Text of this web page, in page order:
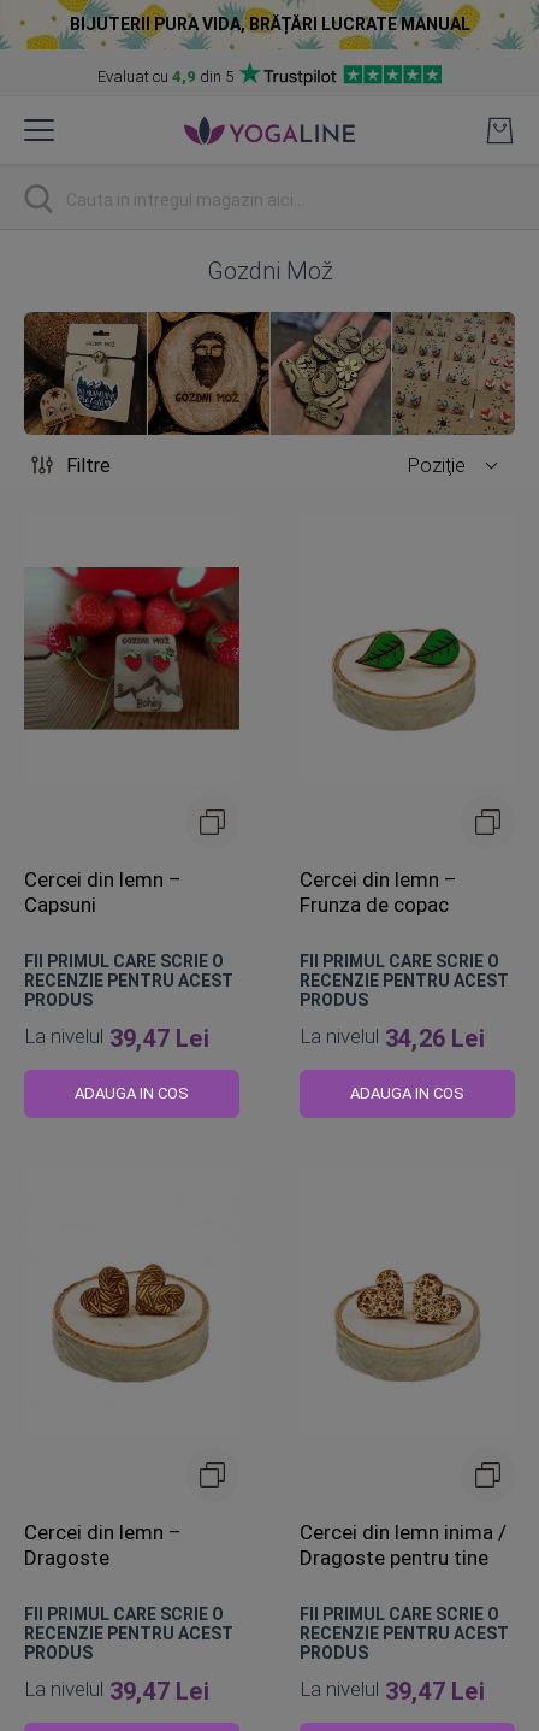
BIJUTERII PURA VIDA, BRĂȚĂRI LUCRATE MANUAL
Evaluat cu 4,9 din 5
to
Cautare
Gozdni Mož
Filtre Poziţie
Cercei din lemn –
Capsuni
FII PRIMUL CARE SCRIE O
RECENZIE PENTRU ACEST
PRODUS
La nivelul 39,47 Lei
ADAUGA IN COS
Cercei din lemn –
Frunza de copac
FII PRIMUL CARE SCRIE O
RECENZIE PENTRU ACEST
PRODUS
La nivelul 34,26 Lei
ADAUGA IN COS
Cercei din lemn –
Dragoste
FII PRIMUL CARE SCRIE O
RECENZIE PENTRU ACEST
PRODUS
La nivelul 39,47 Lei
Cercei din lemn inima /
Dragoste pentru tine
FII PRIMUL CARE SCRIE O
RECENZIE PENTRU ACEST
PRODUS
La nivelul 39,47 Lei